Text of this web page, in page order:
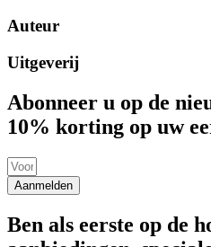
Auteur
Uitgeverij
Abonneer u op de
10% korting op uw
Aanmelden
Ben als eerste op de